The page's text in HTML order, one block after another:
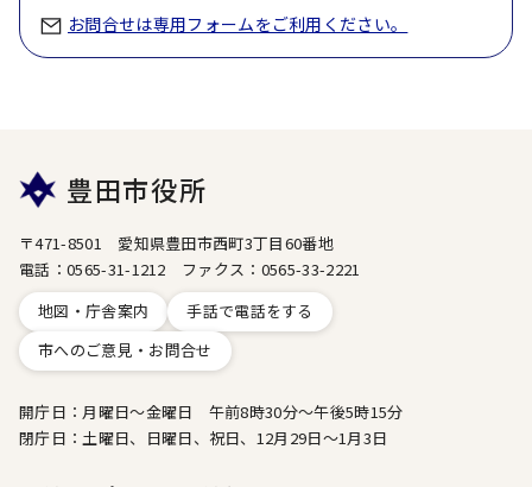
お問合せは専用フォームをご利用ください。
豊田市役所
〒471-8501 愛知県豊田市西町3丁目60番地
電話：0565-31-1212 ファクス：0565-33-2221
地図・庁舎案内
手話で電話をする
市へのご意見・お問合せ
開庁日：月曜日～金曜日 午前8時30分～午後5時15分
閉庁日：土曜日、日曜日、祝日、12月29日～1月3日